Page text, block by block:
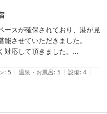
ースが確保されており、港が見
させていただきました。
応して頂きました。
かなり清潔にされており、何も
しっかりと癒してくれました。
気が蛍光灯だったので、特にト
時間が掛かった点が気になりま
: 5 | 温泉・お風呂: 5 | 設備: 4 |